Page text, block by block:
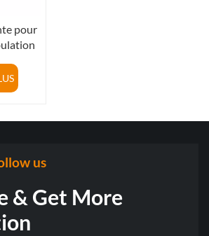
pour
us
& Get More